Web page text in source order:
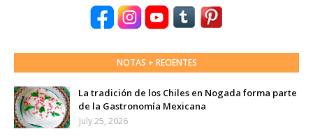
NOTAS + RECIENTES
La tradición de los Chiles en Nogada forma parte
de la Gastronomía Mexicana
July 25, 2026